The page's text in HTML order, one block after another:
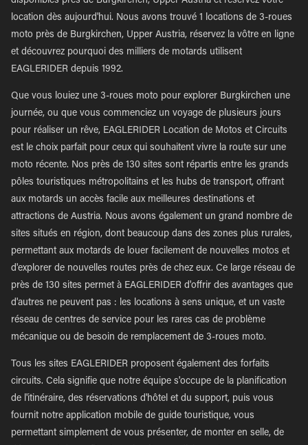
location dès aujourd'hui. Nous avons trouvé 1 locations de 3-roues
moto près de Burgkirchen, Upper Austria, réservez la vôtre en ligne
et découvrez pourquoi des milliers de motards utilisent
EAGLERIDER depuis 1992.
Que vous louiez une 3-roues moto pour explorer Burgkirchen une
journée, ou que vous commenciez un voyage de plusieurs jours
pour réaliser un rêve, EAGLERIDER Location de Motos et Circuits
est le choix parfait pour ceux qui souhaitent vivre la route sur une
moto récente. Nos près de 130 sites sont répartis entre les grands
pôles touristiques métropolitains et les hubs de transport, offrant
aux motards un accès facile aux meilleures destinations et
attractions de Austria. Nous avons également un grand nombre de
sites situés en région, dont beaucoup dans des zones plus rurales,
permettant aux motards de louer facilement de nouvelles motos et
d'explorer de nouvelles routes près de chez eux. Ce large réseau de
près de 130 sites permet à EAGLERIDER d'offrir des avantages que
d'autres ne peuvent pas : les locations à sens unique, et un vaste
réseau de centres de service pour les rares cas de problème
mécanique ou de besoin de remplacement de 3-roues moto.
Tous les sites EAGLERIDER proposent également des forfaits
circuits. Cela signifie que notre équipe s'occupe de la planification
de l'itinéraire, des réservations d'hôtel et du support, puis vous
fournit notre application mobile de guide touristique, vous
permettant simplement de vous présenter, de monter en selle, de